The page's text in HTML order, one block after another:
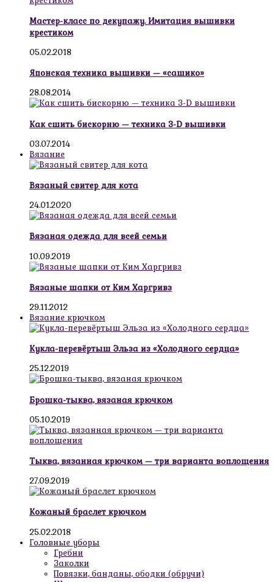
Мастер-класс по декупажу. Имитация вышивки
крестиком
05.02.2018
Японская техника вышивки — «сашико»
28.08.2014
Как сшить бискорню — техника 3-D вышивки
03.07.2014
Вязание
Вязаный свитер для кота
24.01.2020
Вязаная одежда для всей семьи
10.09.2019
Вязаные шапки от Ким Харгривз
29.11.2012
Вязание крючком
Кукла-перевёртыш Эльза из «Холодного сердца»
25.12.2019
Брошка-тыква, вязаная крючком
05.10.2019
Тыква, вязанная крючком — три варианта воплощения
27.09.2019
Кожаный браслет крючком
25.02.2018
Головные уборы
Гребни
Заколки
Повязки, банданы, ободки (обручи)